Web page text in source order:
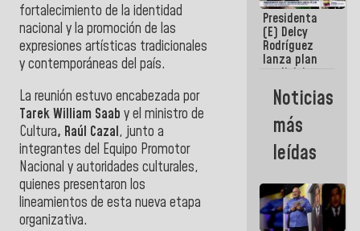
fortalecimiento de la identidad
nacional y la promoción de las
expresiones artísticas tradicionales
y contemporáneas del país.
La reunión estuvo encabezada por
Tarek William Saab y el ministro de
Cultura, Raúl Cazal, junto a
integrantes del Equipo Promotor
Nacional y autoridades culturales,
quienes presentaron los
lineamientos de esta nueva etapa
organizativa.
atención de
emergencia
sísmica en
la última
semana
Presidenta
(E) Delcy
Rodríguez
lanza plan
crediticio
con subsidio
a Juntas de
Condominio
Noticias
más
leídas